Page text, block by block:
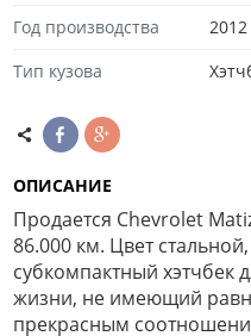
Год производства
2012
Тип кузова
ОПИСАНИЕ
Продается Chevrolet
86.000 км. Цвет
субкомпактный хэтчбек
жизни, не имеющий
прекрасным